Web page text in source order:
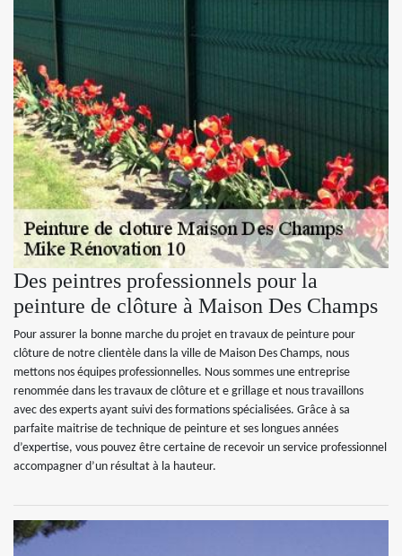
Des peintres professionnels pour la
peinture de clôture à Maison Des Champs
Pour assurer la bonne marche du projet en travaux de peinture pour
clôture de notre clientèle dans la ville de Maison Des Champs, nous
mettons nos équipes professionnelles. Nous sommes une entreprise
renommée dans les travaux de clôture et e grillage et nous travaillons
avec des experts ayant suivi des formations spécialisées. Grâce à sa
parfaite maitrise de technique de peinture et ses longues années
d’expertise, vous pouvez être certaine de recevoir un service professionnel
accompagner d’un résultat à la hauteur.